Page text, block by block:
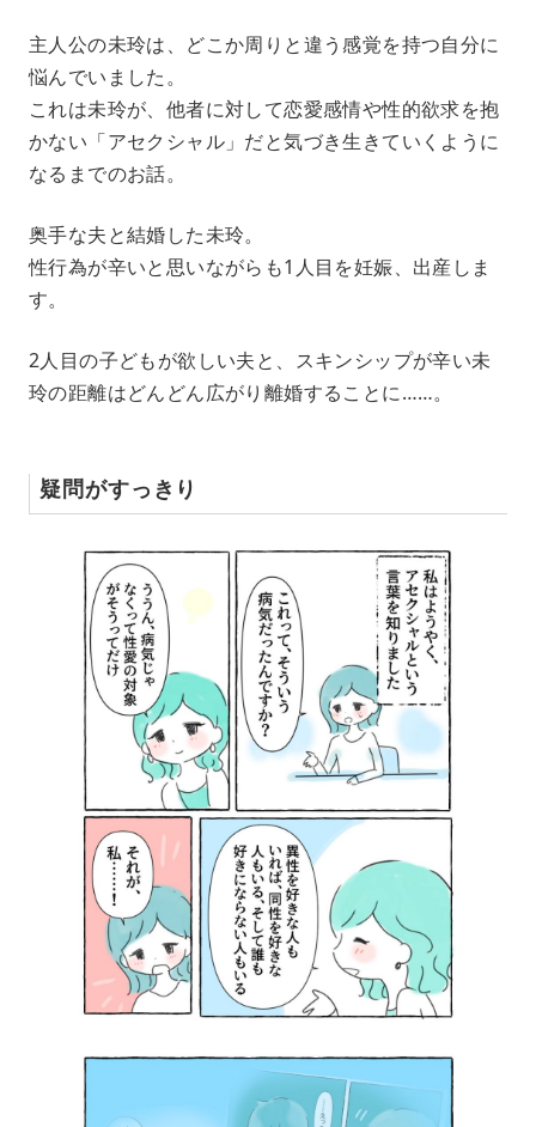
主人公の未玲は、どこか周りと違う感覚を持つ自分に
悩んでいました。
これは未玲が、他者に対して恋愛感情や性的欲求を抱
かない「アセクシャル」だと気づき生きていくように
なるまでのお話。
奥手な夫と結婚した未玲。
性行為が辛いと思いながらも1人目を妊娠、出産しま
す。
2人目の子どもが欲しい夫と、スキンシップが辛い未
玲の距離はどんどん広がり離婚することに……。
疑問がすっきり